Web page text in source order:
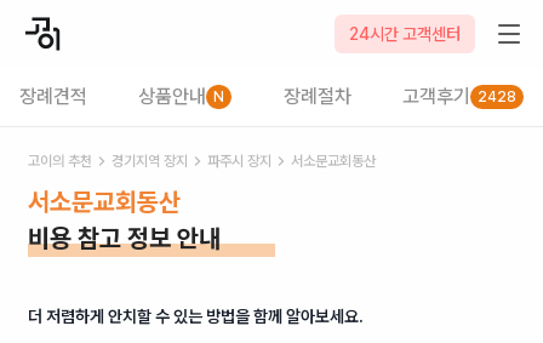
24시간 고객센터
장례견적 상품안내 N 장례절차 고객후기 2428
고이의 추천 경기 지역 장지 파주시 장지 서소문교회동산
서소문교회동산
비용 참고 정보 안내
더 저렴하게 안치할 수 있는 방법을 함께 알아보세요.